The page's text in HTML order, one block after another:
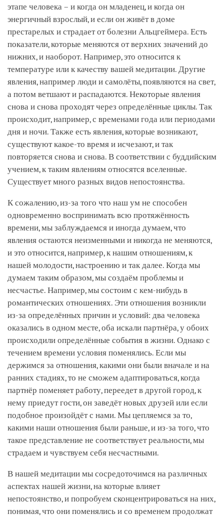
этапе человека – и когда он младенец, и когда он
энергичный взрослый, и если он живёт в доме
престарелых и страдает от болезни Альцгеймера. Есть
показатели, которые меняются от верхних значений до
нижних, и наоборот. Например, это относится к
температуре или к качеству вашей медитации. Другие
явления, например люди и самолёты, появляются на свет,
а потом ветшают и распадаются. Некоторые явления
снова и снова проходят через определённые циклы. Так
происходит, например, с временами года или периодами
дня и ночи. Также есть явления, которые возникают,
существуют какое-то время и исчезают, и так
повторяется снова и снова. В соответствии с буддийским
учением, к таким явлениям относятся вселенные.
Существует много разных видов непостоянства.
К сожалению, из-за того что наш ум не способен
одновременно воспринимать всю протяжённость
времени, мы заблуждаемся и иногда думаем, что
явления остаются неизменными и никогда не меняются,
и это относится, например, к нашим отношениям, к
нашей молодости, настроению и так далее. Когда мы
думаем таким образом, мы создаём проблемы и
несчастье. Например, мы состоим с кем-нибудь в
романтических отношениях. Эти отношения возникли
из-за определённых причин и условий: два человека
оказались в одном месте, оба искали партнёра, у обоих
происходили определённые события в жизни. Однако с
течением времени условия поменялись. Если мы
держимся за отношения, какими они были вначале и на
ранних стадиях, то не сможем адаптироваться, когда
партнёр поменяет работу, переедет в другой город, к
нему приедут гости, он заведёт новых друзей или если
подобное произойдёт с нами. Мы цепляемся за то,
какими наши отношения были раньше, и из-за того, что
такое представление не соответствует реальности, мы
страдаем и чувствуем себя несчастными.
В нашей медитации мы сосредоточимся на различных
аспектах нашей жизни, на которые влияет
непостоянство, и попробуем сконцентрироваться на них,
понимая, что они поменялись и со временем продолжат